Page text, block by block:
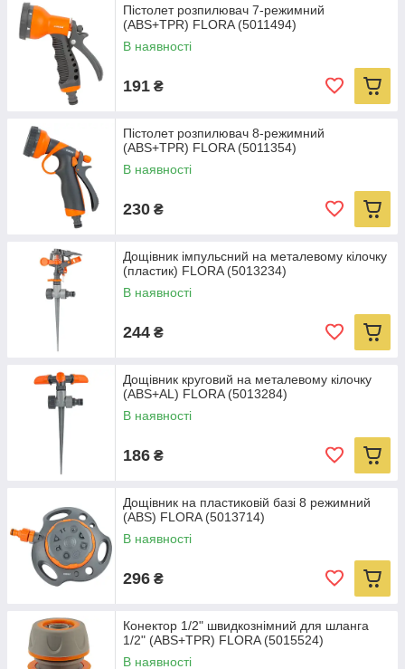
Пістолет розпилювач 7-режимний
(ABS+TPR) FLORA (5011494)
В наявності
191 ₴
Пістолет розпилювач 8-режимний
(ABS+TPR) FLORA (5011354)
В наявності
230 ₴
Дощівник імпульсний на металевому кілочку
(пластик) FLORA (5013234)
В наявності
244 ₴
Дощівник круговий на металевому кілочку
(ABS+AL) FLORA (5013284)
В наявності
186 ₴
Дощівник на пластиковій базі 8 режимний
(ABS) FLORA (5013714)
В наявності
296 ₴
Конектор 1/2" швидкознімний для шланга
1/2" (ABS+TPR) FLORA (5015524)
В наявності